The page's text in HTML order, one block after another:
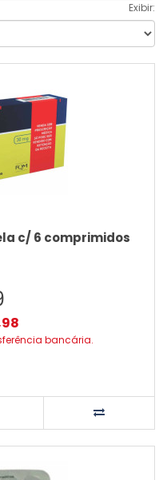
Exibir:
c/ 6 comprimidos
bancária.